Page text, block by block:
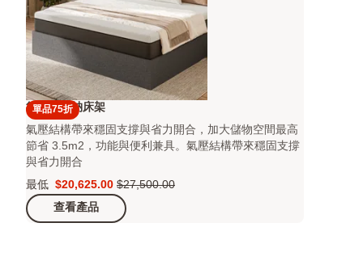
單品75折
後掀式收納床架
氣壓結構帶來穩固支撐與省力開合，加大儲物空間最高
節省 3.5m2，功能與便利兼具。氣壓結構帶來穩固支撐
與省力開合
最低
Price
$20,625.00
$20,625.00
原
價
$27,500.00
$27,500.00
查看產品